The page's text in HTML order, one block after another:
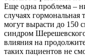
Еще одна проблема –
случаях гормональная
могут вырасти до 150
синдром
влияния на
таких пациентов не